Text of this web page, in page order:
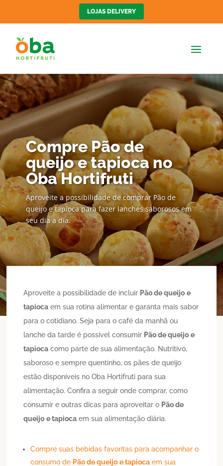
LOJAS DELIVERY
Compre Pão de
queijo e tapioca no
Oba Hortifruti
Aproveite a possibilidade de comprar Pão de
queijo e tapioca para fazer lanches saborosos em
seu dia a dia.
Aproveite a possibilidade de incluir Pão de queijo e
tapioca em sua rotina alimentar e garanta mais sabor
para o cotidiano. Seja para o café da manhã ou
lanche da tarde é possível consumir Pão de queijo e
tapioca como parte de sua alimentação. Nutritivo,
saboroso e sempre quentinho, os pães de queijo
estão disponíveis no Oba Hortifruti para sua
alimentação. Confira a seguir onde comprar, como
consumir e outras dicas para aproveitar o Pão de
queijo e tapioca em sua alimentação diária.
Compre suas bebidas favoritas para acompanhar o
consumo de Pão de queijo e tapioca em sua